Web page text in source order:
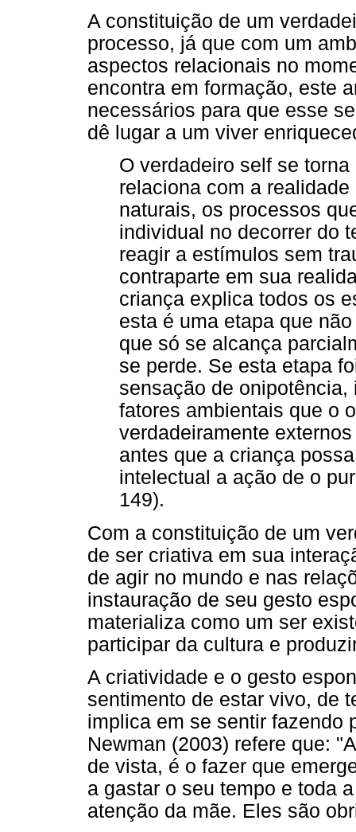
A constituição de um
processo, já que com um
aspectos relacionais no
encontra em formação, este
necessários para que esse
dê lugar a um viver
O verdadeiro self se
relaciona com a
naturais, os processos
individual no decorrer do
reagir a estímulos sem
contraparte em sua
criança explica todos os
esta é uma etapa que
que só se alcança
se perde. Se esta etapa
sensação de
fatores ambientais que o
verdadeiramente
antes que a criança
intelectual a ação de o
149).
Com a constituição de um
de ser criativa em sua
de agir no mundo e nas
instauração de seu gesto
materializa como um ser
participar da cultura e
A criatividade e o gesto
sentimento de estar vivo, de
implica em se sentir fazendo
Newman (2003) refere que:
de vista, é o fazer que
a gastar o seu tempo e toda
atenção da mãe. Eles são